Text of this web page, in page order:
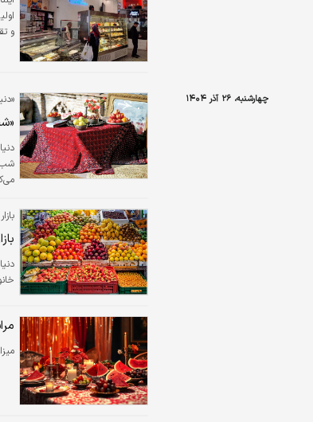
و
چهارشنبه، ۲۶ آذر ۱۴۰۴
شب